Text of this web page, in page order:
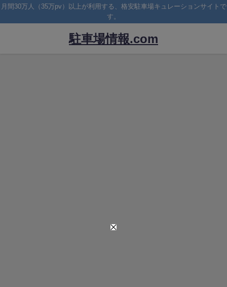
月間30万人（35万pv）以上が利用する、格安駐車場キュレーションサイトで
す。
駐車場情報.com